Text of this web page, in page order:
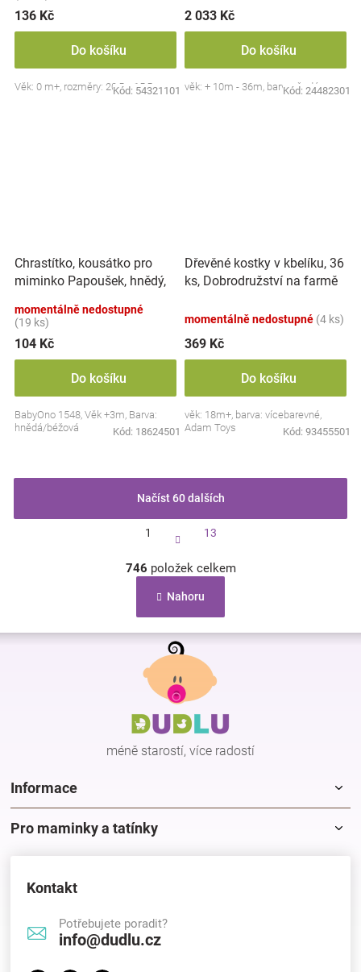
136 Kč
Do košíku
Věk: 0 m+, rozměry: 20,5 x 15,5 cm
Kód: 54321101
2 033 Kč
Do košíku
věk: + 10m - 36m, barva: šedá
Kód: 24482301
Chrastítko, kousátko pro
miminko Papoušek, hnědý,
momentálně nedostupné
(19 ks)
104 Kč
Do košíku
BabyOno 1548, Věk +3m, Barva:
hnědá/béžová
Kód: 18624501
Dřevěné kostky v kbelíku, 36
ks, Dobrodružství na farmě
momentálně nedostupné (4 ks)
369 Kč
Do košíku
věk: 18m+, barva: vícebarevné,
Adam Toys
Kód: 93455501
v
á
d
a
c
p
r
v
k
y
v
s
Načíst 60 dalších
t
á
n
k
v
á
n
1 13
746 položek celkem
Nahoru
Z
méně starostí, více radostí
Informace
Pro maminky a tatínky
Kontakt
Potřebujete poradit?
info@dudlu.cz